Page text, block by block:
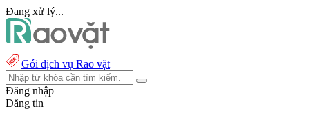
Đang xử lý...
Gói dịch vụ Rao vặt
Đăng nhập
Đăng tin